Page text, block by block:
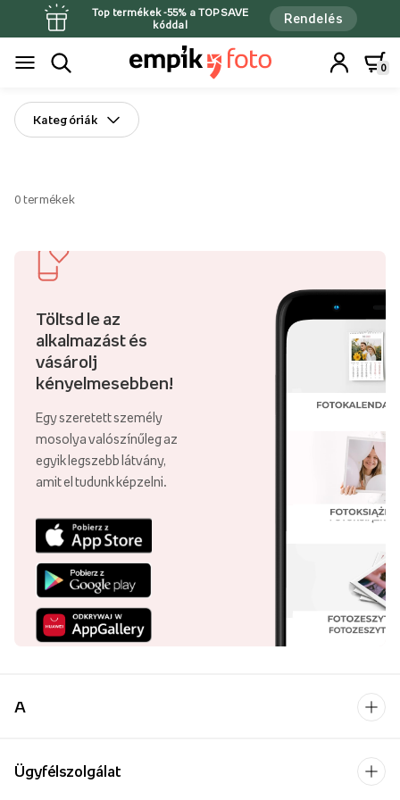
Top termékek -55% a TOPSAVE
kóddal
Rendelés
0
Kategóriák
0 termékek
Töltsd le az
alkalmazást és
vásárolj
kényelmesebben!
Egy szeretett személy
mosolya valószínűleg az
egyik legszebb látvány,
amit el tudunk képzelni.
A
Ügyfélszolgálat